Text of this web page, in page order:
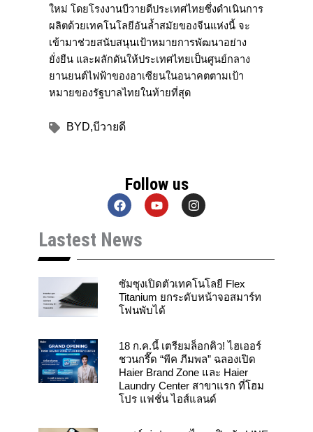
ใหม่ โดยโรงงานบีวายดีประเทศไทยซึ่งดำเนินการ
ผลิตด้วยเทคโนโลยีอันล้ำสมัยของจีนแห่งนี้ จะ
เข้ามาช่วยสนับสนุนเป้าหมายการพัฒนาอย่าง
ยั่งยืน และผลักดันให้ประเทศไทยเป็นศูนย์กลาง
ยานยนต์ไฟฟ้าของอาเซียนในอนาคตตามเป้า
หมายของรัฐบาลไทยในท้ายที่สุด
BYD,บีวายดี
Follow us
F
a
e
b
o
k
Y
o
b
I
n
g
a
m
Lastest News
ซัมซุงเปิดตัวเทคโนโลยี Flex
Titanium ยกระดับหน้าจอสมาร์ท
โฟนพับได้
18 ก.ค.นี้ เตรียมล็อกคิว! ไฮเออร์
ชวนกรี๊ด “พีค ภีมพล” ฉลองเปิด
Haier Brand Zone และ Haier
Laundry Center สาขาแรก ที่โฮม
โปร แฟชั่น ไอส์แลนด์